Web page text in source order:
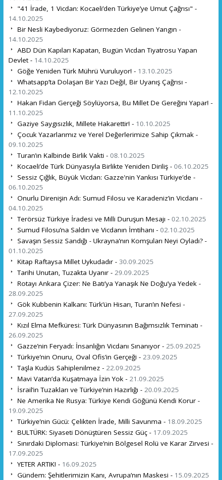
"41 İrade, 1 Vicdan: Kocaeli’den Türkiye’ye Umut Çağrısı" -
14.10.2025
Bir Nesli Kaybediyoruz: Görmezden Gelinen Yangın -
14.10.2025
ABD Dün Kapıları Kapatan, Bugün Vicdan Tiyatrosu Yapan
Devlet - 14.10.2025
Göğe Yeniden Türk Mührü Vuruluyor! - 13.10.2025
Whatsapp’ta Dolaşan Bir Yazı Değil, Bir Uyanış Çağrısı -
12.10.2025
Hakan Fidan Gerçeği Söylüyorsa, Bu Millet De Gereğini Yapar! -
11.10.2025
Gaziye Saygısızlık, Millete Hakarettir! - 10.10.2025
Çocuk Yazarlarımız ve Yerel Değerlerimize Sahip Çıkmak -
09.10.2025
Turan’ın Kalbinde Birlik Vakti - 08.10.2025
Kocaeli’de Türk Dünyasıyla Birlikte Yeniden Diriliş - 06.10.2025
Sessiz Çığlık, Büyük Vicdan: Gazze'nin Yankısı Türkiye’de -
06.10.2025
Onurlu Direnişin Adı: Sumud Filosu ve Karadeniz’in Vicdanı -
04.10.2025
Terörsüz Türkiye İradesi ve Milli Duruşun Mesajı - 02.10.2025
Sumud Filosu’na Saldırı ve Vicdanın İmtihanı - 02.10.2025
Savaşın Sessiz Sandığı - Ukrayna’nın Komşuları Neyi Oyladı? -
01.10.2025
Kitap Raftaysa Millet Uykudadır - 30.09.2025
Tarihi Unutan, Tuzakta Uyanır - 29.09.2025
Rotayı Ankara Çizer: Ne Batı’ya Yanaşık Ne Doğu’ya Yedek -
28.09.2025
Gök Kubbenin Kalkanı: Türk’ün Hisarı, Turan’ın Nefesi -
27.09.2025
Kızıl Elma Mefküresi: Türk Dünyasının Bağımsızlık Teminatı -
26.09.2025
Gazze’nin Feryadı: İnsanlığın Vicdanı Sınanıyor - 25.09.2025
Türkiye’nin Onuru, Oval Ofis’in Gerçeği - 23.09.2025
Taşla Kudüs Sahiplenilmez - 22.09.2025
Mavi Vatan’da Kuşatmaya İzin Yok - 21.09.2025
İsrail’in Tuzakları ve Türkiye’nin Hazırlığı - 20.09.2025
Ne Amerika Ne Rusya: Türkiye Kendi Göğünü Kendi Korur -
19.09.2025
Türkiye’nin Gücü: Çelikten İrade, Milli Savunma - 18.09.2025
BULTÜRK: Siyaseti Dönüştüren Sessiz Güç - 17.09.2025
Sınırdaki Diplomasi: Türkiye’nin Bölgesel Rolü ve Karar Zirvesi -
17.09.2025
YETER ARTIK! - 16.09.2025
Gündem: Şehitlerimizin Kanı, Avrupa’nın Maskesi - 15.09.2025